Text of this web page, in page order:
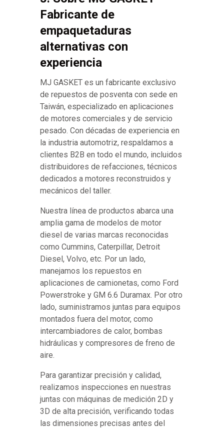
Fabricante de
empaquetaduras
alternativas con
experiencia
MJ GASKET es un fabricante exclusivo
de repuestos de posventa con sede en
Taiwán, especializado en aplicaciones
de motores comerciales y de servicio
pesado. Con décadas de experiencia en
la industria automotriz, respaldamos a
clientes B2B en todo el mundo, incluidos
distribuidores de refacciones, técnicos
dedicados a motores reconstruidos y
mecánicos del taller.
Nuestra línea de productos abarca una
amplia gama de modelos de motor
diesel de varias marcas reconocidas
como Cummins, Caterpillar, Detroit
Diesel, Volvo, etc. Por un lado,
manejamos los repuestos en
aplicaciones de camionetas, como Ford
Powerstroke y GM 6.6 Duramax. Por otro
lado, suministramos juntas para equipos
montados fuera del motor, como
intercambiadores de calor, bombas
hidráulicas y compresores de freno de
aire.
Para garantizar precisión y calidad,
realizamos inspecciones en nuestras
juntas con máquinas de medición 2D y
3D de alta precisión, verificando todas
las dimensiones precisas antes del